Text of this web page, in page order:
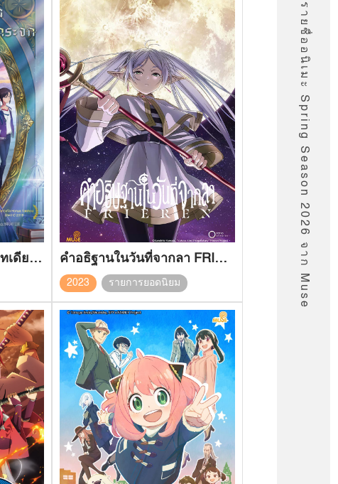
หมาป่าโดดเดี่ยว ปราสาทเดียวดาย ในกระจก คำอธิฐานในวันที่จากลา FRIEREN
2023 รายการยอดนิยม รายชื่ออนิเมะ Spring Season 2026 จาก Muse